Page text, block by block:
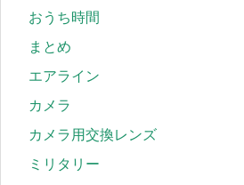
おうち時間
まとめ
エアライン
カメラ
カメラ用交換レンズ
ミリタリー